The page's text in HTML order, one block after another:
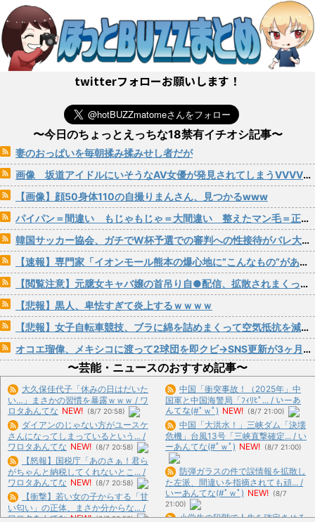
twitterフォローお願いします！
〜今日のちょっとえっちな18禁有イチオシ記事〜
妻のおっぱいを毎朝揉み揉みせし者だが
画像 坂道アイドルにいそうなAV女優が発見されてしまうVVVVVVVVVVVVVVVVVVVVVVVVVV
【画像】顔50身体110の自撮りまんさん、見つかるwww
パイパン＝間違い もじゃもじゃ＝大間違い 整えたマン毛＝正解！
韓国サッカー協会、ガチでW杯予選での審判への性接待がバレ大炎上大騒ぎにwww
【速報】専門家「イオンモール熊本の爆心地に”こんなもの”があったんだけど…」
【閲覧注意】元臆女キャバ嬢の首吊り自●配信、拡散されまくって終わるｗｗｗｗｗｗｗ
【悲報】黒人、卑怯すぎて炎上するｗｗｗｗ
【悲報】女子自転車競技、ブラに綿を詰めまくって空気抵抗を減らすチート技が発覚ｗｗｗ
オコエ瑠偉、メキシコに渡って2球団を即クビ→SNS更新が3ヶ月間止まって消息不明に
〜芸能・ニュースのおすすめ記事〜
大久保佳代子「休みの日はだいた
い…」まさかの習慣を暴露ｗｗｗ / ワ
ロタあんてな NEW! (8/7 20:58)
ダイアンのじゃない方がユースケ
さんになってしまっているという... /
ワロタあんてな NEW! (8/7 20:58)
【怒報】国税庁「あのさぁ！君ら
がちゃんと納税してくれないとこ... /
ワロタあんてな NEW! (8/7 20:58)
【衝撃】若い女の子からする「甘
い匂い」の正体、まさか分からな... /
ワロタあんてな NEW! (8/7 20:58)
中国「衝突事故！（2025年」中
国軍と中国海警局「ﾌｨﾘﾋﾟ... / いーあ
んてな(#ﾟｗﾟ) NEW! (8/7 21:00)
中国「大洪水！」三峡ダム「決壊
危機」台風13号「三峡直撃確定... / い
ーあんてな(#ﾟｗﾟ) NEW! (8/7 21:00)
防弾ガラスの件で誤情報を拡散し
た左派、間違いを指摘されても頑... /
いーあんてな(#ﾟｗﾟ) NEW! (8/7
21:00)
小学生の段階で人生を確定させる